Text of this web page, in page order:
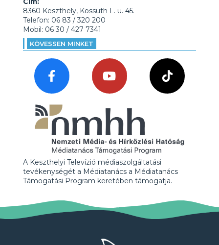
8360 Keszthely, Kossuth L. u. 45.
Telefon: 06 83 / 320 200
Mobil: 06 30 / 427 7341
KÖVESSEN MINKET
A Keszthelyi Televízió médiaszolgáltatási
tevékenységét a Médiatanács a Médiatanács
Támogatási Program keretében támogatja.